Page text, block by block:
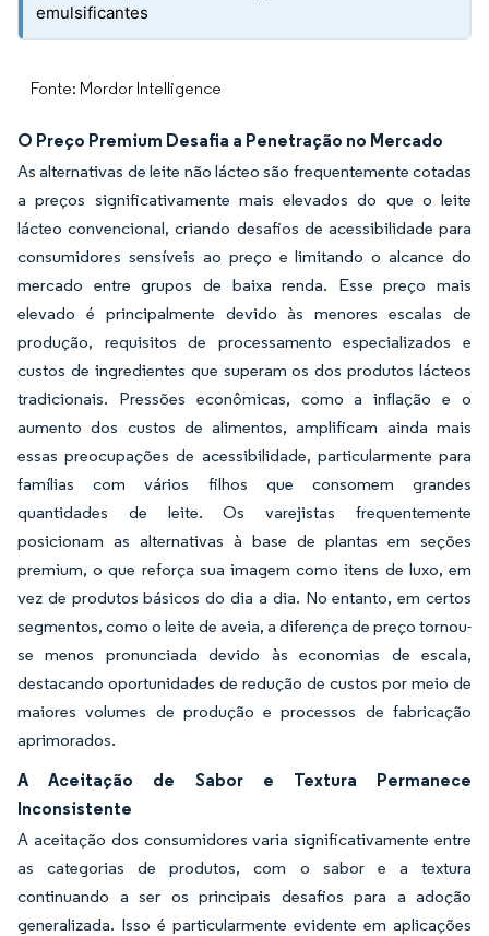
emulsificantes
Fonte: Mordor Intelligence
O Preço Premium Desafia a Penetração no Mercado
As alternativas de leite não lácteo são frequentemente cotadas
a preços significativamente mais elevados do que o leite
lácteo convencional, criando desafios de acessibilidade para
consumidores sensíveis ao preço e limitando o alcance do
mercado entre grupos de baixa renda. Esse preço mais
elevado é principalmente devido às menores escalas de
produção, requisitos de processamento especializados e
custos de ingredientes que superam os dos produtos lácteos
tradicionais. Pressões econômicas, como a inflação e o
aumento dos custos de alimentos, amplificam ainda mais
essas preocupações de acessibilidade, particularmente para
famílias com vários filhos que consomem grandes
quantidades de leite. Os varejistas frequentemente
posicionam as alternativas à base de plantas em seções
premium, o que reforça sua imagem como itens de luxo, em
vez de produtos básicos do dia a dia. No entanto, em certos
segmentos, como o leite de aveia, a diferença de preço tornou-
se menos pronunciada devido às economias de escala,
destacando oportunidades de redução de custos por meio de
maiores volumes de produção e processos de fabricação
aprimorados.
A Aceitação de Sabor e Textura Permanece
Inconsistente
A aceitação dos consumidores varia significativamente entre
as categorias de produtos, com o sabor e a textura
continuando a ser os principais desafios para a adoção
generalizada. Isso é particularmente evidente em aplicações